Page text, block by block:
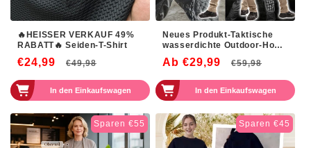
🔥HEISSER VERKAUF 49%
RABATT🔥 Seiden-T-Shirt
€24,99
Normaler
Preis
€49,98 Verkaufspreis
In den Einkaufswagen
Neues Produkt-Taktische
wasserdichte Outdoor-Hose
für Herren IX7/ IX9
Ab €29,99
Normaler
Preis
€59,98
In den Einkaufswagen
Sparen €55 Sparen €45